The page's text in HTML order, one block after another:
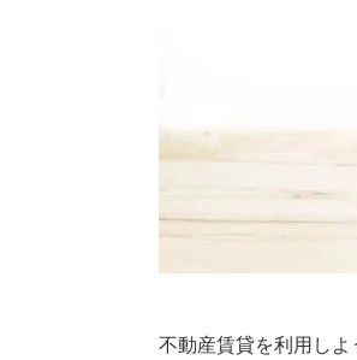
不動産賃貸を利用し